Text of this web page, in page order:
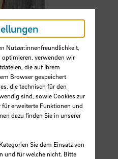
48
Bremen
zur
Nutzer:innenfreundlichkeit,
optimieren, verwenden wir
die auf Ihrem
Browser gespeichert
die technisch für den
sind, sowie Cookies zur
erweiterte Funktionen und
dazu finden Sie in unserer
Sie dem Einsatz von
und für welche nicht. Bitte